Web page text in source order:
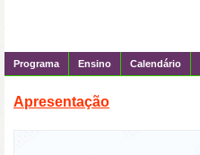
Programa Ensino Calendário
Apresentação